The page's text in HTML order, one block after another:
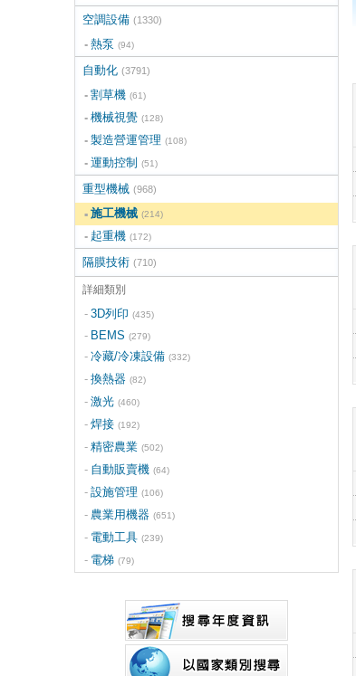
空調設備 (1330)
熱泵 (94)
自動化 (3791)
割草機 (61)
機械視覺 (128)
製造營運管理 (108)
運動控制 (51)
重型機械 (968)
施工機械 (214)
起重機 (172)
隔膜技術 (710)
詳細類別
3D列印 (435)
BEMS (279)
冷藏/冷凍設備 (332)
換熱器 (82)
激光 (460)
焊接 (192)
精密農業 (502)
自動販賣機 (64)
設施管理 (106)
農業用機器 (651)
電動工具 (239)
電梯 (79)